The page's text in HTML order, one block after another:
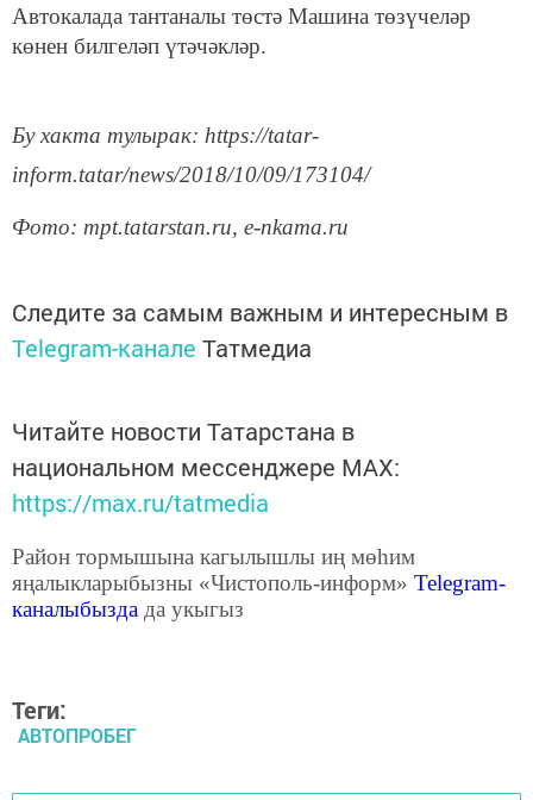
Автокалада тантаналы төстә Машина төзүчеләр
көнен билгеләп үтәчәкләр.
Бу хакта тулырак: https://tatar-
inform.tatar/news/2018/10/09/173104/
Фото: mpt.tatarstan.ru, e-nkama.ru
Следите за самым важным и интересным в
Telegram-канале Татмедиа
Читайте новости Татарстана в
национальном мессенджере MАХ:
https://max.ru/tatmedia
Район тормышына кагылышлы иң мөһим
яңалыкларыбызны «Чистополь-информ» Telegram-
каналыбызда да укыгыз
Теги:
АВТОПРОБЕГ